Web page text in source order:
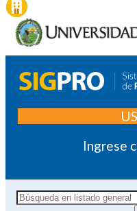
Ingrese